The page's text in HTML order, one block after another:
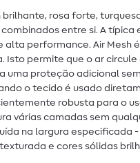
rosa forte,
entre si. A
performance. Air Mesh
permite que o ar
proteção adicional
o tecido é usado
robusta para o
várias camadas sem
na largura
e cores sólidas